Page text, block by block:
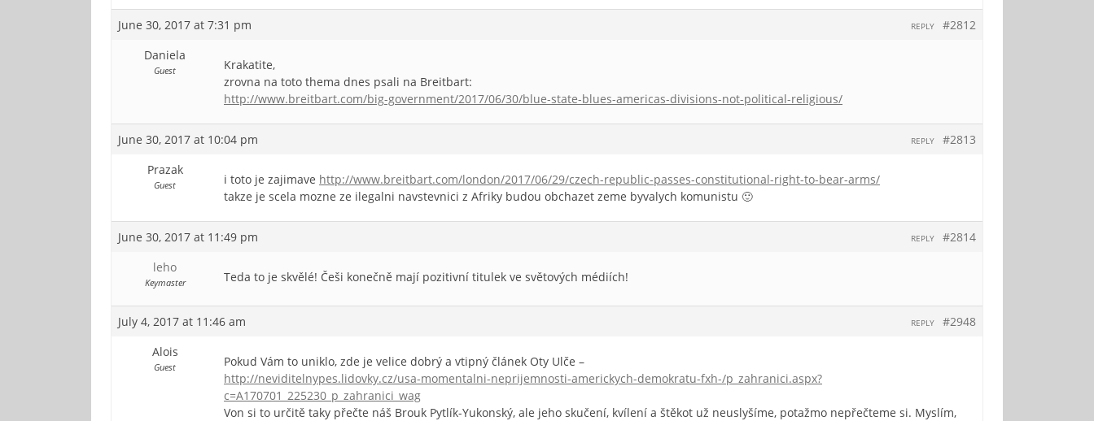
June 30, 2017 at 7:31 pm #2812
REPLY
Daniela
Guest
Krakatite,
zrovna na toto thema dnes psali na Breitbart:
http://www.breitbart.com/big-government/2017/06/30/blue-state-blues-americas-divisions-not-political-religious/
June 30, 2017 at 10:04 pm #2813
REPLY
Prazak
Guest i toto je zajimave http://www.breitbart.com/london/2017/06/29/czech-republic-passes-constitutional-right-to-bear-arms/
takze je scela mozne ze ilegalni navstevnici z Afriky budou obchazet zeme byvalych komunistu 🙂
June 30, 2017 at 11:49 pm #2814
REPLY
leho
Keymaster Teda to je skvělé! Češi konečně mají pozitivní titulek ve světových médiích!
July 4, 2017 at 11:46 am #2948
REPLY
Alois
Guest
Pokud Vám to uniklo, zde je velice dobrý a vtipný článek Oty Ulče –
http://neviditelnypes.lidovky.cz/usa-momentalni-neprijemnosti-americkych-demokratu-fxh-/p_zahranici.aspx?
c=A170701_225230_p_zahranici_wag
Von si to určitě taky přečte náš Brouk Pytlík-Yukonský, ale jeho skučení, kvílení a štěkot už neuslyšíme, potažmo nepřečteme si. Myslím,